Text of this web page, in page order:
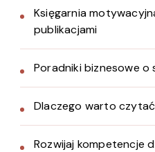
Księgarnia
publikacjami
Poradniki biznesowe
Dlaczego warto
Rozwijaj kompetencje